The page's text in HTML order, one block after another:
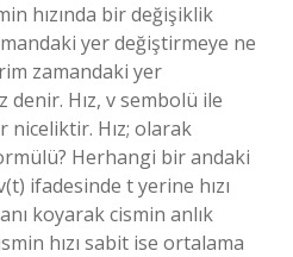
hızında bir değişiklik
yer değiştirmeye ne
zamandaki yer
denir. Hız, v sembolü ile
Hız; olarak
Herhangi bir andaki
ifadesinde t yerine hızı
koyarak cismin anlık
hızı sabit ise ortalama